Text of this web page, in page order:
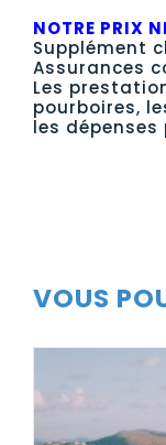
NOTRE PRIX
Supplément
Assurances
Les
pourboires,
les dépenses
VOUS